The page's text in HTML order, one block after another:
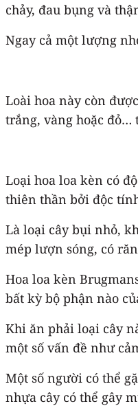
chảy, đau bụng và
Ngay cả một lượng
Loài hoa này còn
trắng, vàng hoặc đỏ…
Loại hoa loa kèn có
thiên thần bởi độc
Là loại cây bụi nhỏ,
mép lượn sóng, có
Hoa loa kèn
bất kỳ bộ phận nào
Khi ăn phải loại cây
một số vấn đề như
Một số người có thể
nhựa cây có thể gây